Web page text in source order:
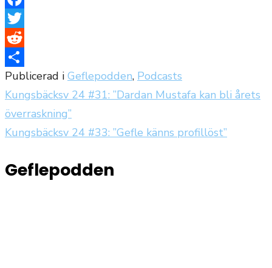
Facebook
Twitter
Reddit
Dela
Publicerad i Geflepodden, Podcasts
Inläggsnavigering
Kungsbäcksv 24 #31: ”Dardan Mustafa kan bli årets
överraskning”
Kungsbäcksv 24 #33: ”Gefle känns profillöst”
Geflepodden